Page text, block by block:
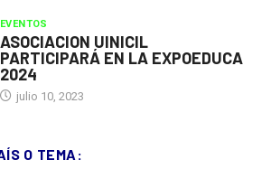
EVENTOS
ASOCIACION UINICIL
PARTICIPARÁ EN LA EXPOEDUCA
2024
julio 10, 2023
O TEMA: